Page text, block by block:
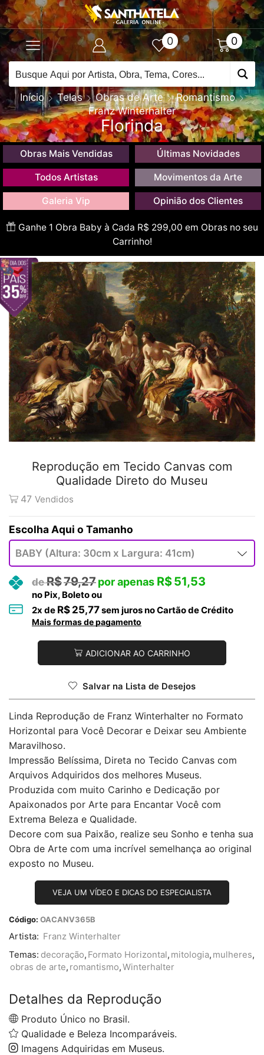
0 0
Início Telas Obras de Arte
Romantismo
Franz Winterhalter
Florinda
Obras Mais Vendidas Últimas Novidades
Todos Artistas Movimentos da Arte
Galeria Vip Opinião dos Clientes
Ganhe 1 Obra Baby à Cada R$ 299,00 em Obras no seu
Carrinho!
Reprodução em Tecido Canvas com
Qualidade Direto do Museu
47 Vendidos
Tamanho
R$79,27 R$51,53
no Pix, Boleto ou
2x de R$ 25,77sem juros no Cartão de Crédito
Mais formas de pagamento
ADICIONAR AO CARRINHO
Salvar na Lista de Desejos
Linda Reprodução de Franz Winterhalter no Formato
Horizontal para Você Decorar e Deixar seu Ambiente
Maravilhoso.
Impressão Belíssima, Direta no Tecido Canvas com
Arquivos Adquiridos dos melhores Museus.
Produzida com muito Carinho e Dedicação por
Apaixonados por Arte para Encantar Você com
Extrema Beleza e Qualidade.
Decore com sua Paixão, realize seu Sonho e tenha sua
Obra de Arte com uma incrível semelhança ao original
exposto no Museu.
VEJA UM VÍDEO E DICAS DO ESPECIALISTA
Código: OACANV365B
Artista: Franz Winterhalter
Temas: decoração, Formato Horizontal, mitologia, mulheres,
obras de arte, romantismo,Winterhalter
Detalhes da Reprodução
Produto Único no Brasil.
Qualidade e Beleza Incomparáveis.
Imagens Adquiridas em Museus.